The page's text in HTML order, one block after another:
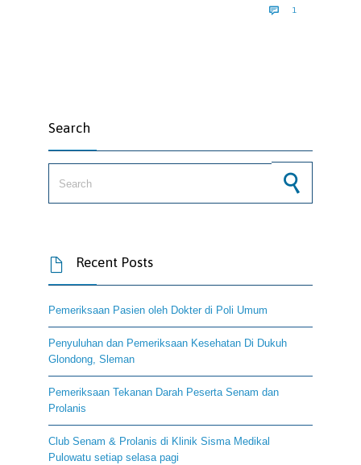
 1
Search
 Recent Posts
Pemeriksaan Pasien oleh Dokter di Poli Umum
Penyuluhan dan Pemeriksaan Kesehatan Di Dukuh
Glondong, Sleman
Pemeriksaan Tekanan Darah Peserta Senam dan
Prolanis
Club Senam & Prolanis di Klinik Sisma Medikal
Pulowatu setiap selasa pagi